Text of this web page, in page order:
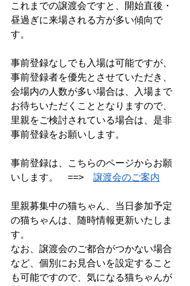
これまでの譲渡会ですと、開始直後・
昼過ぎに来場される方が多い傾向で
す。
事前登録なしでも入場は可能ですが、
事前登録者を優先とさせていただき、
会場内の人数が多い場合は、入場まで
お待ちいただくこととなりますので、
里親をご検討されている場合は、是非
事前登録をお願いします。
事前登録は、こちらのページからお願
いします。　==> 譲渡会のご案内
里親募集中の猫ちゃん、当日参加予定
の猫ちゃんは、随時情報更新いたしま
す。
なお、譲渡会のご都合がつかない場合
など、個別にお見合いを設定すること
も可能ですので、気になる猫ちゃんが